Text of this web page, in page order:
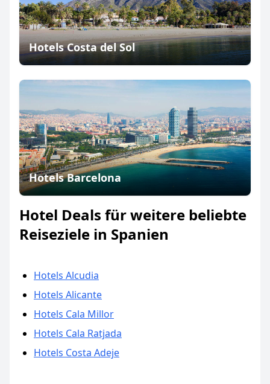
Hotels Costa del Sol
Hotels Barcelona
Hotel Deals für weitere beliebte
Reiseziele in Spanien
Hotels Alcudia
Hotels Alicante
Hotels Cala Millor
Hotels Cala Ratjada
Hotels Costa Adeje